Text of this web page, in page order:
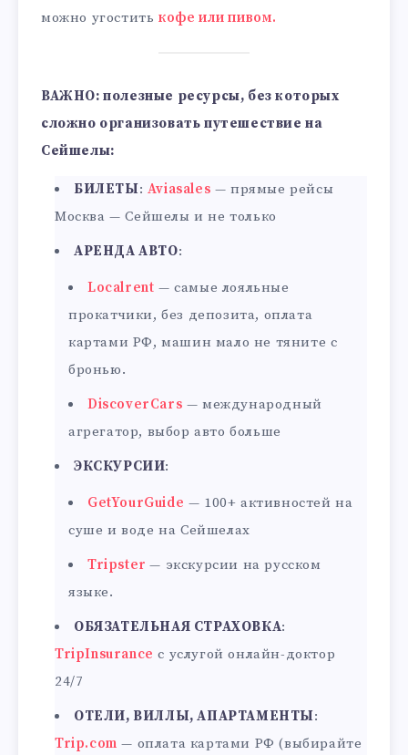
можно угостить кофе или пивом.
ВАЖНО: полезные ресурсы, без которых
сложно организовать путешествие на
Сейшелы:
БИЛЕТЫ: Aviasales — прямые рейсы
Москва — Сейшелы и не только
АРЕНДА АВТО:
Localrent — самые лояльные
прокатчики, без депозита, оплата
картами РФ, машин мало не тяните с
бронью.
DiscoverCars — международный
агрегатор, выбор авто больше
ЭКСКУРСИИ:
GetYourGuide — 100+ активностей на
суше и воде на Сейшелах
Tripster— экскурсии на русском
языке.
ОБЯЗАТЕЛЬНАЯ СТРАХОВКА:
TripInsurance с услугой онлайн-доктор
24/7
ОТЕЛИ, ВИЛЛЫ, АПАРТАМЕНТЫ:
Trip.com — оплата картами РФ (выбирайте